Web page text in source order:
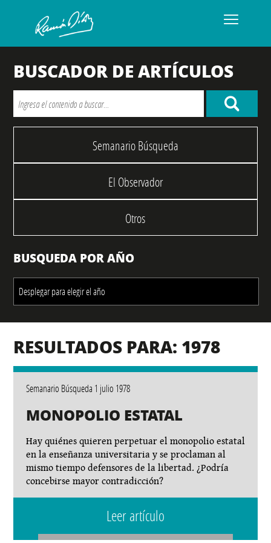
BUSCADOR DE ARTÍCULOS
Semanario Búsqueda
El Observador
Otros
BUSQUEDA POR AÑO
RESULTADOS PARA: 1978
Semanario Búsqueda 1 julio 1978
MONOPOLIO ESTATAL
Hay quiénes quieren perpetuar el monopolio estatal
en la enseñanza universitaria y se proclaman al
mismo tiempo defensores de la libertad. ¿Podría
concebirse mayor contradicción?
Leer artículo